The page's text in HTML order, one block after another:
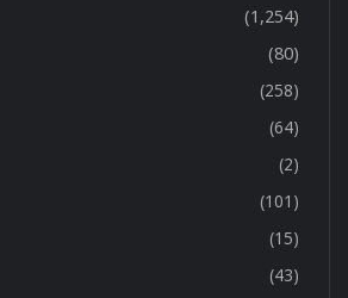
(1,254)
(80)
(258)
(64)
(2)
(101)
(15)
(43)